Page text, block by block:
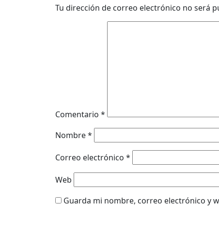
Tu dirección de correo electrónico no será
Comentario *
Nombre*
Correo electrónico *
Web
Guarda mi nombre, correo electrónico y